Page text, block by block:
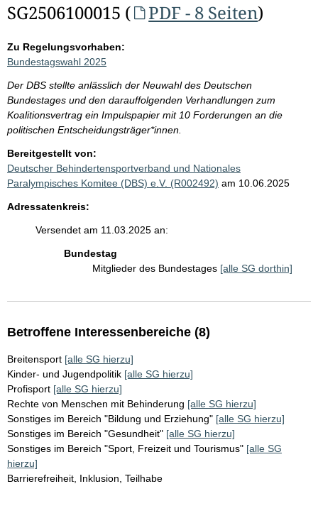
SG2506100015 (
PDF - 8 Seiten)
Zu Regelungsvorhaben:
Bundestagswahl 2025
Der DBS stellte anlässlich der Neuwahl des Deutschen
Bundestages und den darauffolgenden Verhandlungen zum
Koalitionsvertrag ein Impulspapier mit 10 Forderungen an die
politischen Entscheidungsträger*innen.
Bereitgestellt von:
Deutscher Behindertensportverband und Nationales
Paralympisches Komitee (DBS) e.V. (R002492) am 10.06.2025
Adressatenkreis:
Versendet am 11.03.2025 an:
Bundestag
Mitglieder des Bundestages [alle SG dorthin]
Betroffene Interessenbereiche (8)
Breitensport [alle SG hierzu]
Kinder- und Jugendpolitik [alle SG hierzu]
Profisport [alle SG hierzu]
Rechte von Menschen mit Behinderung [alle SG hierzu]
Sonstiges im Bereich "Bildung und Erziehung" [alle SG hierzu]
Sonstiges im Bereich "Gesundheit" [alle SG hierzu]
Sonstiges im Bereich "Sport, Freizeit und Tourismus" [alle SG
hierzu]
Barrierefreiheit, Inklusion, Teilhabe